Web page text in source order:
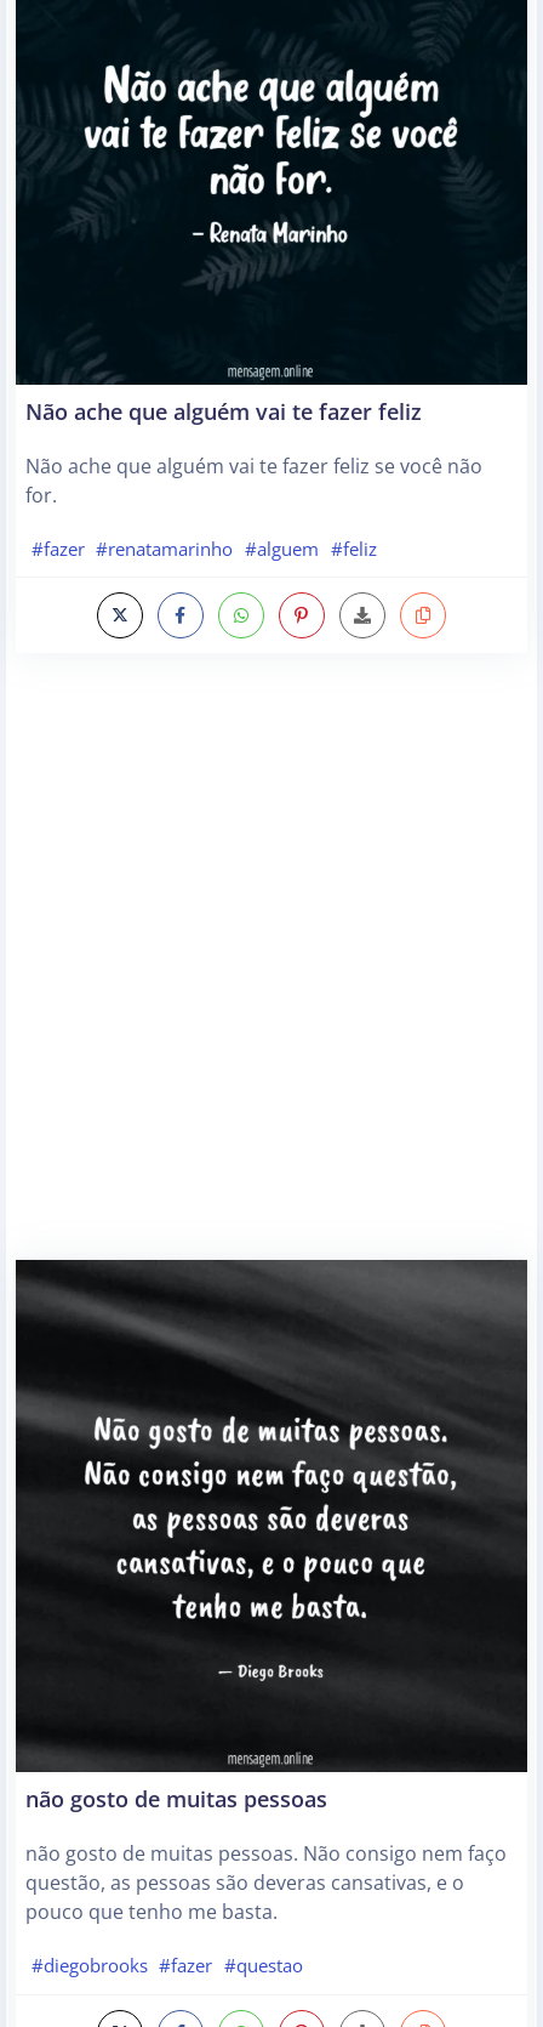
Não ache que alguém vai te fazer feliz
Não ache que alguém vai te fazer feliz se você não
for.
#fazer #renatamarinho #alguem #feliz
não gosto de muitas pessoas
não gosto de muitas pessoas. Não consigo nem faço
questão, as pessoas são deveras cansativas, e o
pouco que tenho me basta.
#diegobrooks #fazer #questao